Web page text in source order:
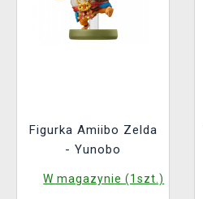
Figurka Amiibo Zelda
- Yunobo
W magazynie (1szt.)